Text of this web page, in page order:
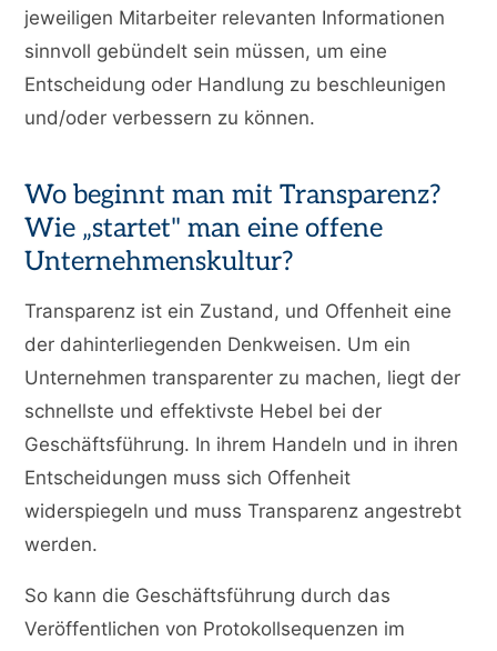
jeweiligen Mitarbeiter relevanten Informationen
sinnvoll gebündelt sein müssen, um eine
Entscheidung oder Handlung zu beschleunigen
und/oder verbessern zu können.
Wo beginnt man mit Transparenz?
Wie „startet" man eine offene
Unternehmenskultur?
Transparenz ist ein Zustand, und Offenheit eine
der dahinterliegenden Denkweisen. Um ein
Unternehmen transparenter zu machen, liegt der
schnellste und effektivste Hebel bei der
Geschäftsführung. In ihrem Handeln und in ihren
Entscheidungen muss sich Offenheit
widerspiegeln und muss Transparenz angestrebt
werden.
So kann die Geschäftsführung durch das
Veröffentlichen von Protokollsequenzen im